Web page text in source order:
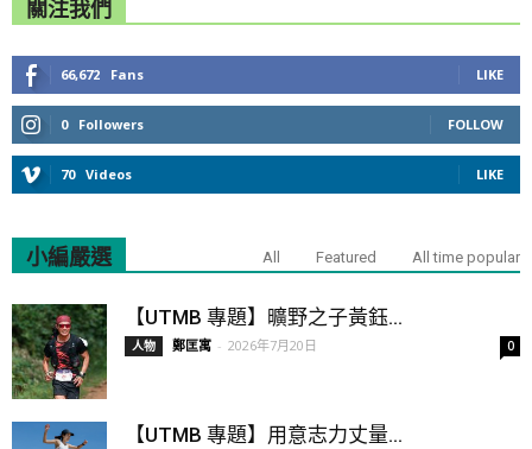
關注我們
66,672 Fans LIKE
0 Followers FOLLOW
70 Videos LIKE
小編嚴選 All Featured All time popular
【UTMB 專題】曠野之子黃鈺...
人物 鄭匡寓 - 2026年7月20日 0
【UTMB 專題】用意志力丈量...